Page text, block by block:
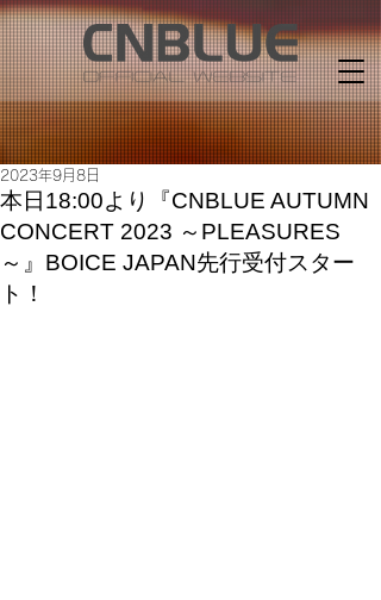
本日18:00より『CNBLUE AUTUMN
CONCERT 2023 ～PLEASURES
～』BOICE JAPAN先行受付スター
ト！
2023年9月8日